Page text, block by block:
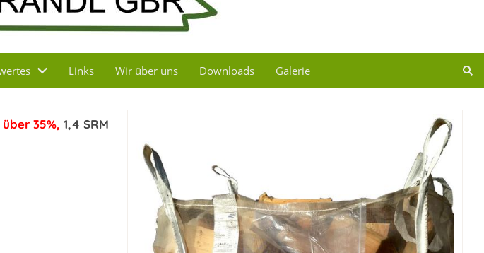
Links Wir über uns Downloads Galerie
35%, 1,4 SRM